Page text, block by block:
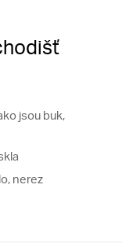
jsou buk,
nerez